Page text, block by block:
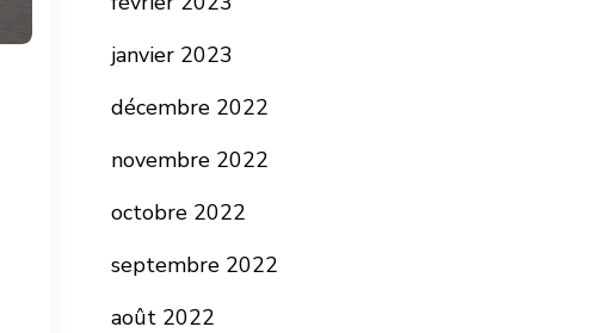
janvier 2023
décembre 2022
novembre 2022
octobre 2022
septembre 2022
août 2022